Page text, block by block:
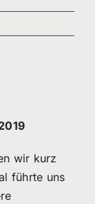
wir kurz
führte uns